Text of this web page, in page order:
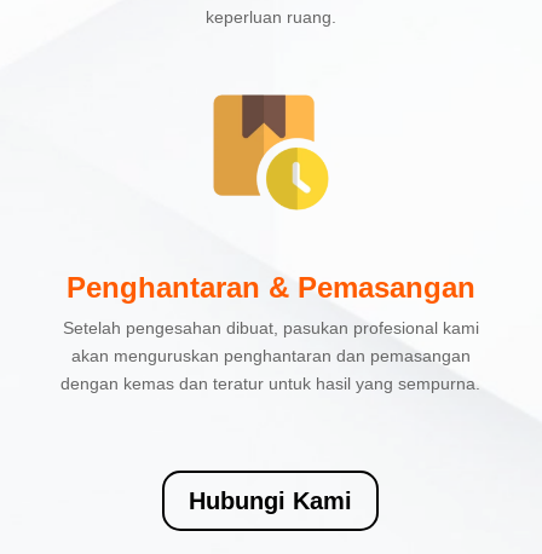
keperluan ruang.
Penghantaran & Pemasangan
Setelah pengesahan dibuat, pasukan profesional kami
akan menguruskan penghantaran dan pemasangan
dengan kemas dan teratur untuk hasil yang sempurna.
Hubungi Kami